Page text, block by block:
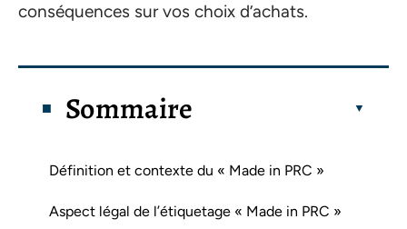
conséquences sur vos choix d’achats.
Sommaire
Définition et contexte du « Made in PRC »
Aspect légal de l’étiquetage « Made in PRC »